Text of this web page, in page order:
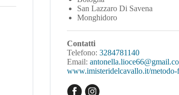
San Lazzaro Di Savena
Monghidoro
Contatti
Telefono:3284781140
Email:
www.imisteridelcavallo.it/metodo-